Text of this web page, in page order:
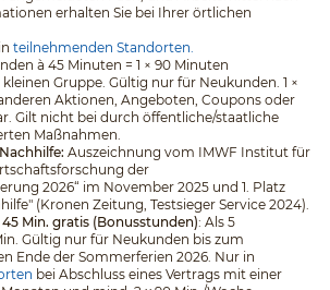
erhalten Sie bei Ihrer örtlichen
teilnehmenden Standorten.
à 45 Minuten = 1 × 90 Minuten
Gruppe. Gültig nur für Neukunden. 1 ×
Aktionen, Angeboten, Coupons oder
Gilt nicht bei durch öffentliche/staatliche
Maßnahmen.
Auszeichnung vom IMWF Institut für
der
2026“ im November 2025 und 1. Platz
(Kronen Zeitung, Testsieger Service 2024).
Min. gratis (Bonusstunden): Als 5
Gültig nur für Neukunden bis zum
Ende der Sommerferien 2026. Nur in
bei Abschluss eines Vertrags mit einer